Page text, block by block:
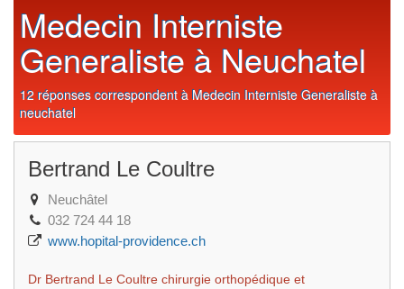
Medecin Interniste
Generaliste à Neuchatel
12 réponses correspondent à Medecin Interniste Generaliste à
neuchatel
Bertrand Le Coultre
Neuchâtel
032 724 44 18
www.hopital-providence.ch
Dr Bertrand Le Coultre chirurgie orthopédique et